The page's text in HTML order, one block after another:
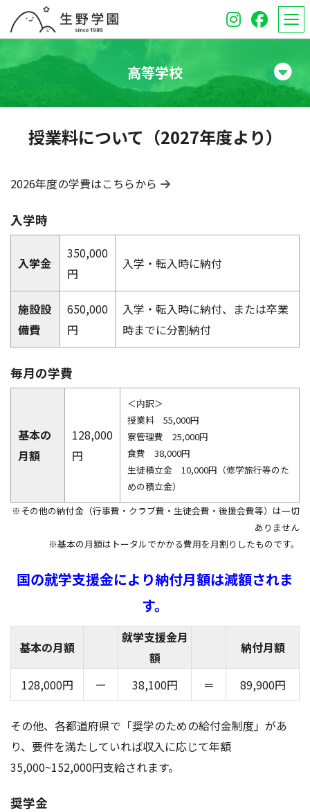
学校紹介
高等学校
中学校
オープンスクール
保護者のみなさんへ
受験生のみなさんへ
アクセス お問い合わせ
高等学校
授業料について（2027年度より）
2026年度の学費はこちらから
入学時
入学金
350,000
円
入学・転入時に納付
施設設
備費
650,000
円
入学・転入時に納付、または卒業
時までに分割納付
毎月の学費
基本の
月額
128,000
円
＜内訳＞
授業料 55,000円
寮管理費 25,000円
食費 38,000円
生徒積立金 10,000円（修学旅行等のた
めの積立金）
※その他の納付金（行事費・クラブ費・生徒会費・後援会費等）は一切
ありません
※基本の月額はトータルでかかる費用を月割りしたものです。
国の就学支援金により納付月額は減額されま
す。
基本の月額
就学支援金月
額
納付月額
128,000円 ー 38,100円 ＝ 89,900円
その他、各都道府県で「奨学のための給付金制度」があ
り、要件を満たしていれば収入に応じて年額
35,000~152,000円支給されます。
奨学金